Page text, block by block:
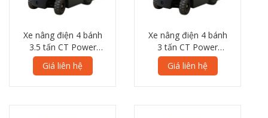
Xe nâng điện 4 bánh
3.5 tấn CT Power
FB30 7L Series
Giá liên hệ
Xe nâng điện 4 bánh
3 tấn CT Power
FB30 7L Series
Giá liên hệ